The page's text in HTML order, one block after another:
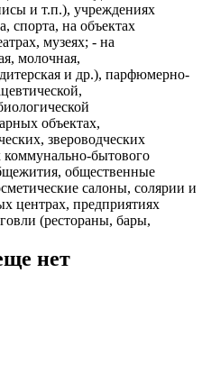
и т.п.), учреждениях
спорта, на объектах
музеях; - на
молочная,
и др.), парфюмерно-
объектах,
звероводческих
коммунально-бытового
общественные
салоны, солярии и
центрах, предприятиях
(рестораны, бары,
нет